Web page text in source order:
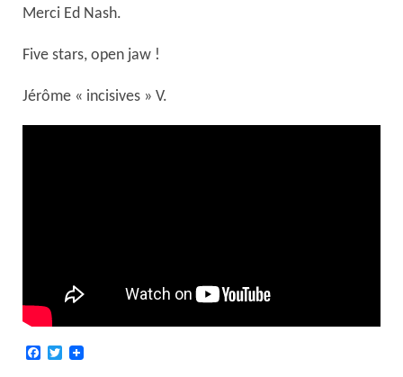
Merci Ed Nash.
Five stars, open jaw !
Jérôme « incisives » V.
Facebook
Twitter